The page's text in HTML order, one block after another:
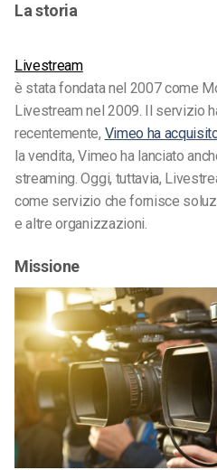
La storia
Livestream
è stata fondata nel 2007 come
Livestream nel 2009. Il servizio
recentemente, Vimeo ha
la vendita, Vimeo ha lanciato
streaming. Oggi, tuttavia,
come servizio che fornisce
e altre organizzazioni.
Missione